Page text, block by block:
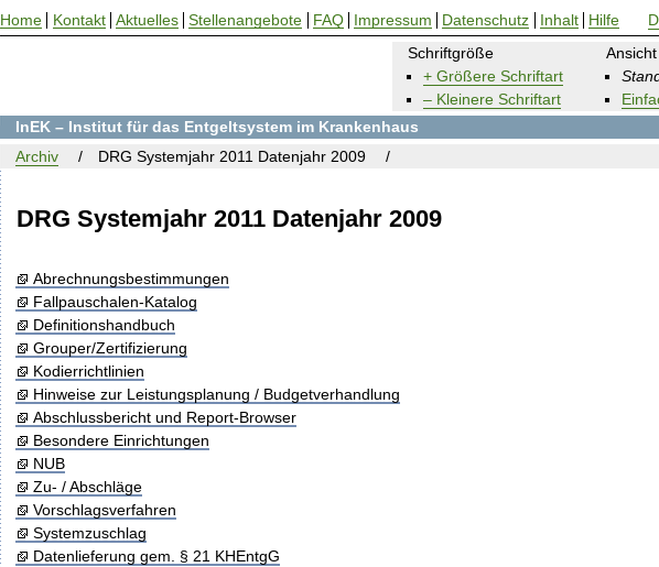
DRG Systemjahr 2011 Datenjahr 2009
Schriftgröße
+ Größere Schriftart
– Kleinere Schriftart
Ansicht
Abrechnungsbestimmungen
Fallpauschalen-Katalog
Definitionshandbuch
Grouper/Zertifizierung
Kodierrichtlinien
Hinweise zur Leistungsplanung / Budgetverhandlung
Abschlussbericht und Report-Browser
Besondere Einrichtungen
NUB
Zu- / Abschläge
Vorschlagsverfahren
Systemzuschlag
Datenlieferung gem. § 21 KHEntgG
InEK – Institut für das Entgeltsystem im Krankenhaus
Archiv
DRG Systemjahr 2011 Datenjahr 2009
Home Kontakt Aktuelles Stellenangebote FAQ Impressum Datenschutz Inhalt Hilfe